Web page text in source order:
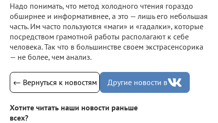
Надо понимать, что метод холодного чтения гораздо
обширнее и информативнее, а это — лишь его небольшая
часть. Им часто пользуются «маги» и «гадалки», которые
посредством грамотной работы располагают к себе
человека. Так что в большинстве своем экстрасенсорика
— не более, чем анализ.
← Вернуться к новостям Другие новости в
Хотите читать наши новости раньше
всех?